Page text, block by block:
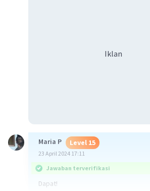
Iklan
Maria P Level 15
23 April 2024 17:11
Jawaban terverifikasi
Dapat!